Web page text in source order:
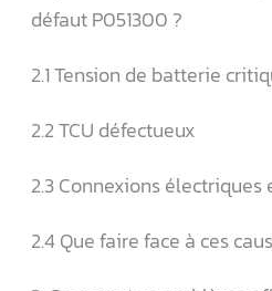
défaut P051300 ?
2.1 Tension de batterie
2.2 TCU défectueux
2.3 Connexions
2.4 Que faire face à ces